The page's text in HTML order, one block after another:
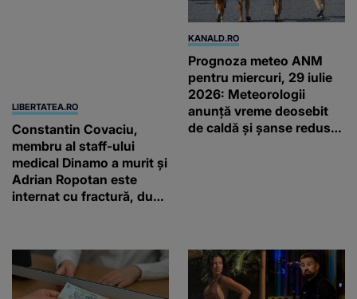
Adrian Ropotan este
internat cu fractură, după
accidentul din
Câmpulung Muscel
KANALD.RO
Prognoza meteo ANM
pentru miercuri, 29 iulie
2026: Meteorologii
anunță vreme deosebit
de caldă și șanse reduse
VIVA.RO